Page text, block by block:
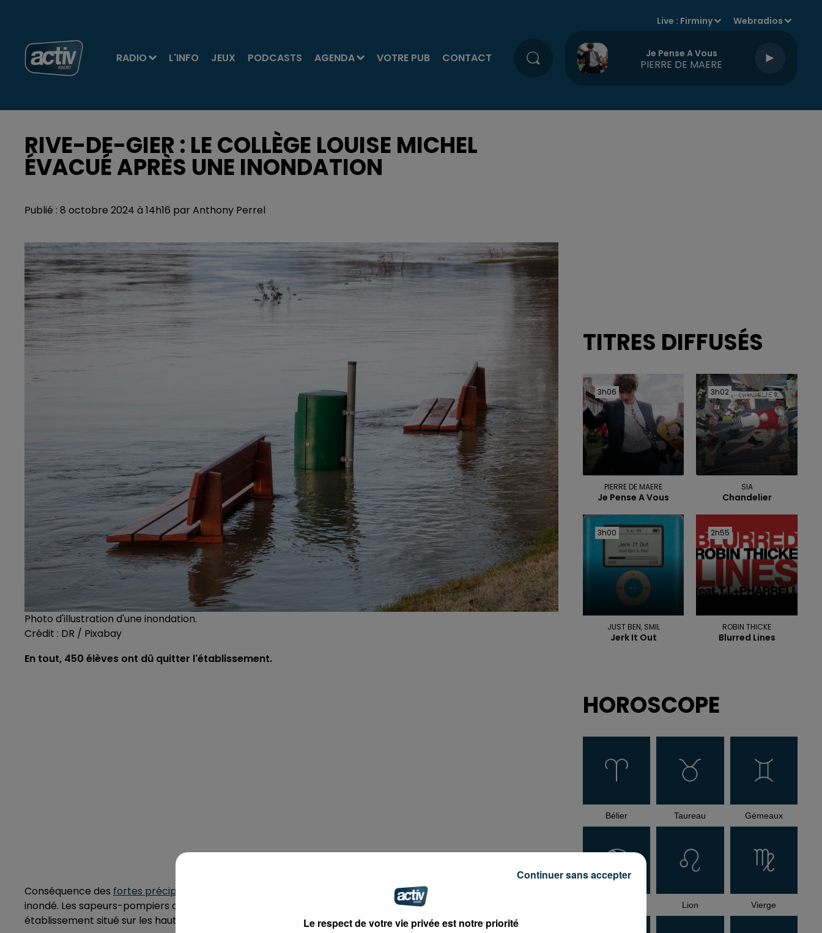
RADIO L'INFO JEUX PODCASTS AGENDA VOTRE PUB CONTACT
Live : Firminy Webradios
Je Pense A Vous
PIERRE DE MAERE
RIVE-DE-GIER : LE COLLÈGE LOUISE MICHEL
ÉVACUÉ APRÈS UNE INONDATION
Publié : 8 octobre 2024 à 14h16 par Anthony Perrel
Photo d'illustration d'une inondation.
Crédit : DR / Pixabay
En tout, 450 élèves ont dû quitter l'établissement.
Conséquence des fortes précipitations de ces dernières heures
, le collège Louise Michel de Rive-de-Gier a été
inondé. Les sapeurs-pompiers ont été appelés vers 11 heures, à la suite de ce dégât des eaux, survenu dans cet
établissement situé sur les hauteurs de la commune, à la frontière avec Chateauneuf.
TITRES DIFFUSÉS
3h06
3h06
PIERRE DE MAERE
Je Pense A Vous
3h02
3h02
SIA
Chandelier
3h00
3h00
JUST BEN, SMIL
Jerk It Out
2h55
2h55
ROBIN THICKE
Blurred Lines
HOROSCOPE
Bélier Taureau Gémeaux
Lion Vierge
Le respect de votre vie privée est notre priorité
Continuer sans accepter